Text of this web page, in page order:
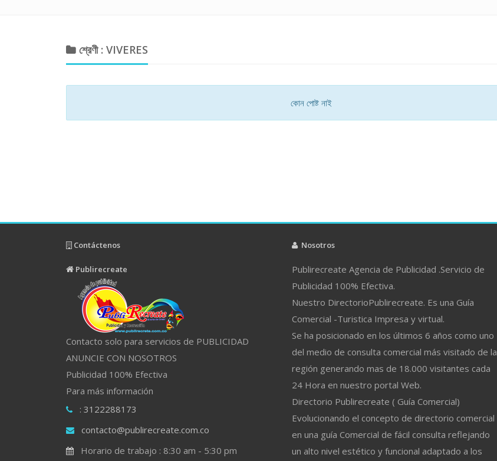
শ্রেণী : VIVERES
কোন পোষ্ট নাই
Contáctenos
Publirecreate
Contacto solo para servicios de PUBLICIDAD
ANUNCIE CON NOSOTROS
Publicidad 100% Efectiva
Para más información
: 3122288173
contacto@publirecreate.com.co
Horario de trabajo : 8:30 am - 5:30 pm
Nosotros
Publirecreate Agencia de Publicidad .Servicio de
Publicidad 100% Efectiva.
Nuestro DirectorioPublirecreate. Es una Guía
Comercial -Turistica Impresa y virtual.
Se ha posicionado en los últimos 6 años como uno
del medio de consulta comercial más visitado de la
región generando mas de 18.000 visitantes cada
24 Hora en nuestro portal Web.
Directorio Publirecreate ( Guía Comercial)
Evolucionando el concepto de directorio comercial
en una guía Comercial de fácil consulta reflejando
un alto nivel estético y funcional adaptado a los